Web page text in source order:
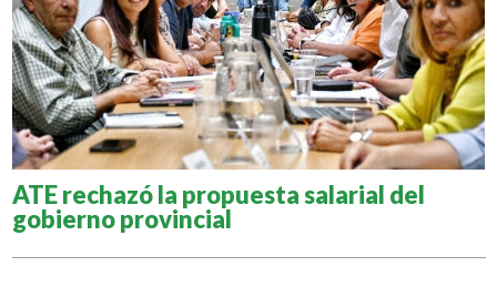
ATE rechazó la propuesta salarial del
gobierno provincial